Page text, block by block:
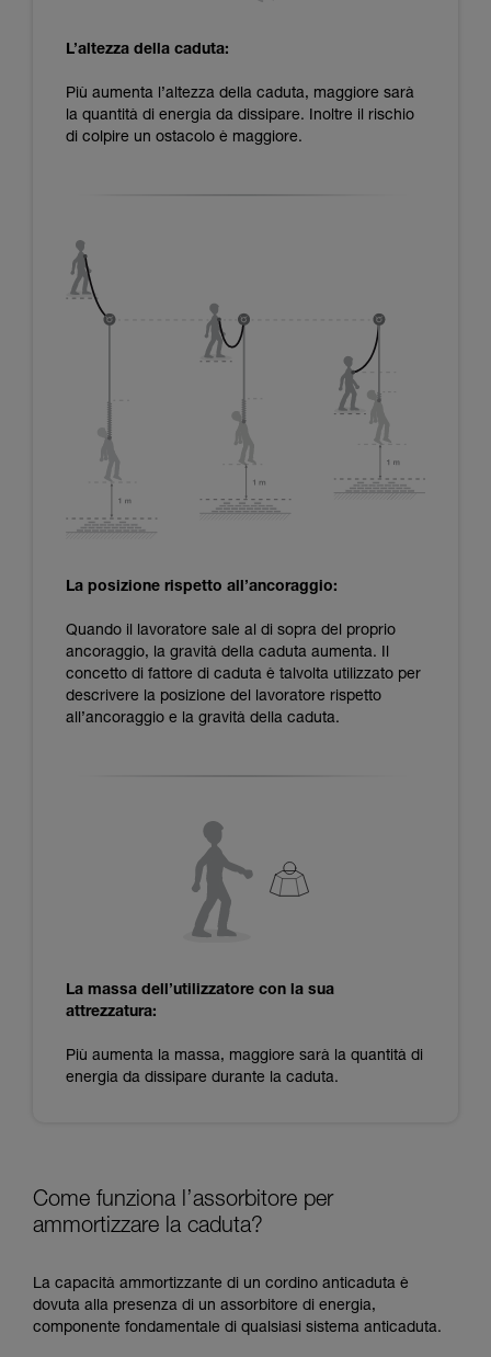
L’altezza della caduta:
Più aumenta l’altezza della caduta, maggiore sarà
la quantità di energia da dissipare. Inoltre il rischio
di colpire un ostacolo è maggiore.
La posizione rispetto all’ancoraggio:
Quando il lavoratore sale al di sopra del proprio
ancoraggio, la gravità della caduta aumenta. Il
concetto di fattore di caduta è talvolta utilizzato per
descrivere la posizione del lavoratore rispetto
all’ancoraggio e la gravità della caduta.
La massa dell’utilizzatore con la sua
attrezzatura:
Più aumenta la massa, maggiore sarà la quantità di
energia da dissipare durante la caduta.
Come funziona l’assorbitore per
ammortizzare la caduta?
La capacità ammortizzante di un cordino anticaduta è
dovuta alla presenza di un assorbitore di energia,
componente fondamentale di qualsiasi sistema anticaduta.